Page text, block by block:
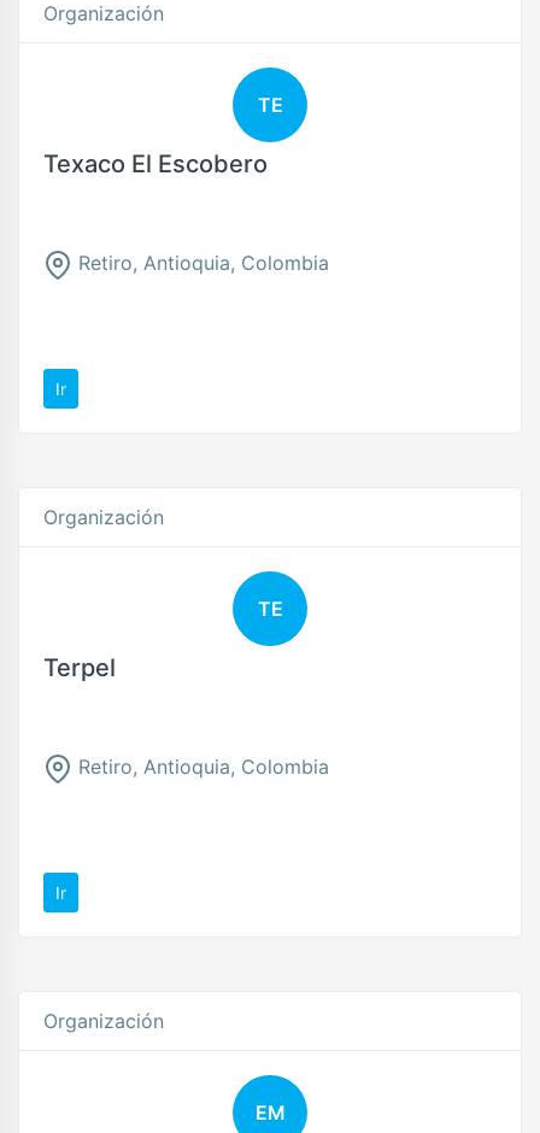
Organización
TE
Texaco El Escobero
Retiro, Antioquia, Colombia
Ir
Organización
TE
Terpel
Retiro, Antioquia, Colombia
Ir
Organización
EM